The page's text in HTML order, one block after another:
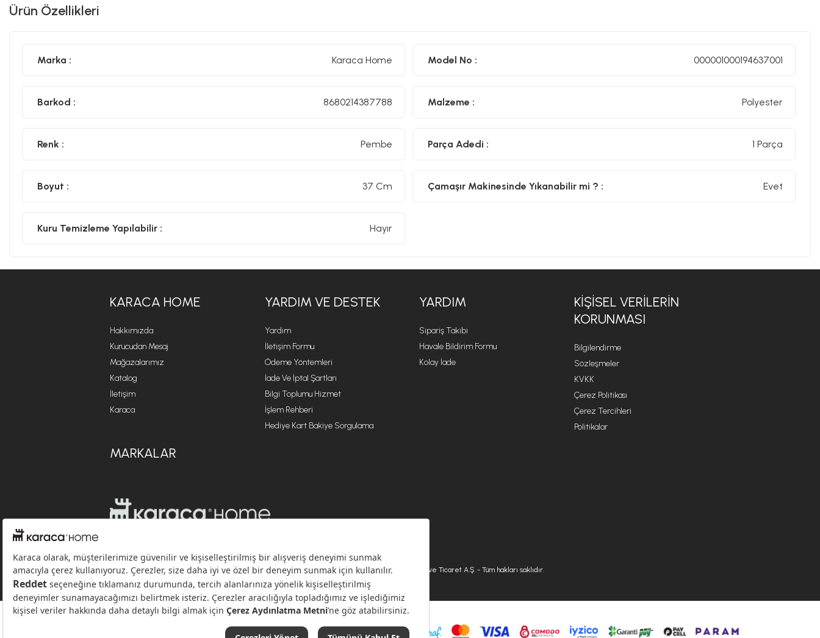
Ürün Özellikleri
Marka : Karaca Home Model No : 000001000194637001
Barkod : 8680214387788 Malzeme : Polyester
Renk : Pembe Parça Adedi : 1 Parça
Boyut : 37 Cm Çamaşır Makinesinde Yıkanabilir mi ? : Evet
Kuru Temizleme Yapılabilir : Hayır
KARACA HOME
Hakkımızda
Kurucudan Mesaj
Mağazalarımız
Katalog
İletişim
Karaca
YARDIM VE DESTEK
Yardım
İletişim Formu
Ödeme Yöntemleri
İade Ve İptal Şartları
Bilgi Toplumu Hizmet
İşlem Rehberi
Hediye Kart Bakiye Sorgulama
YARDIM
Sipariş Takibi
Havale Bildirim Formu
Kolay İade
KİŞİSEL VERİLERİN
KORUNMASI
Bilgilendirme
Sözleşmeler
KVKK
Çerez Politikası
Çerez Tercihleri
Politikalar
MARKALAR
© 2026 Karaca Home Collection Tekstil Sanayi ve Ticaret A.Ş. - Tüm hakları saklıdır.